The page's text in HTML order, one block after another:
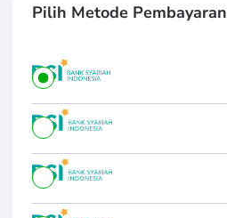
Pilih Metode Pembayaran